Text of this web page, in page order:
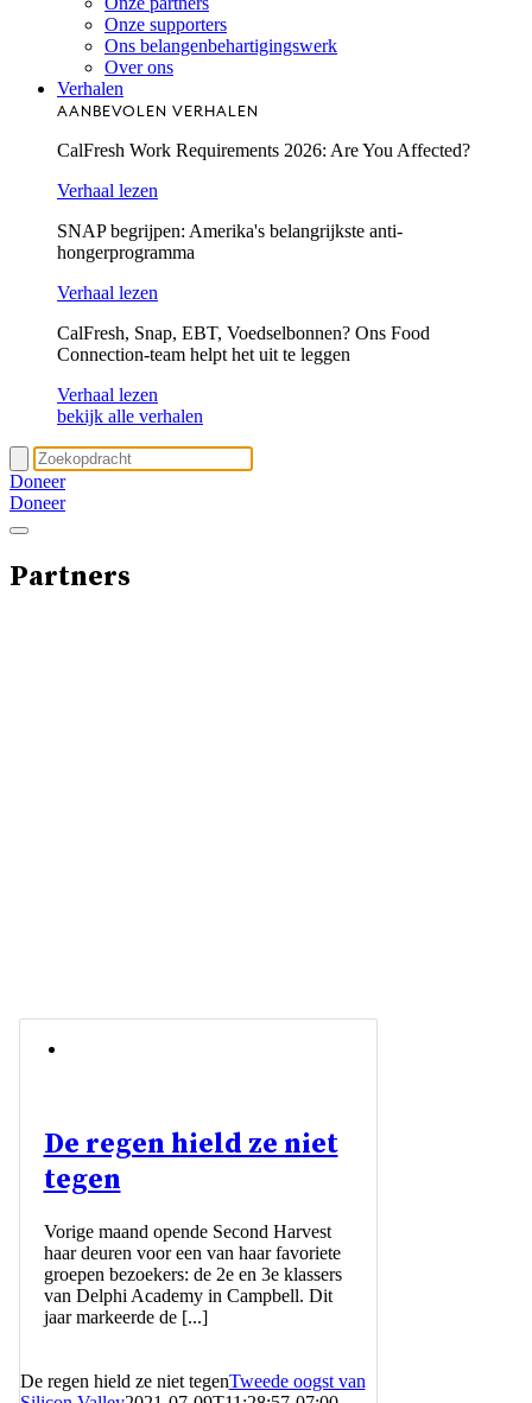
Onze supporters
Ons belangenbehartigingswerk
Over ons
Verhalen
AANBEVOLEN VERHALEN
CalFresh Work Requirements 2026: Are You Affected?
Verhaal lezen
SNAP begrijpen: Amerika's belangrijkste anti-
hongerprogramma
Verhaal lezen
CalFresh, Snap, EBT, Voedselbonnen? Ons Food
Connection-team helpt het uit te leggen
Verhaal lezen
bekijk alle verhalen
Doneer
Doneer
Partners
De regen hield ze niet
tegen
Vorige maand opende Second Harvest
haar deuren voor een van haar favoriete
groepen bezoekers: de 2e en 3e klassers
van Delphi Academy in Campbell. Dit
jaar markeerde de [...]
De regen hield ze niet tegenTweede oogst van